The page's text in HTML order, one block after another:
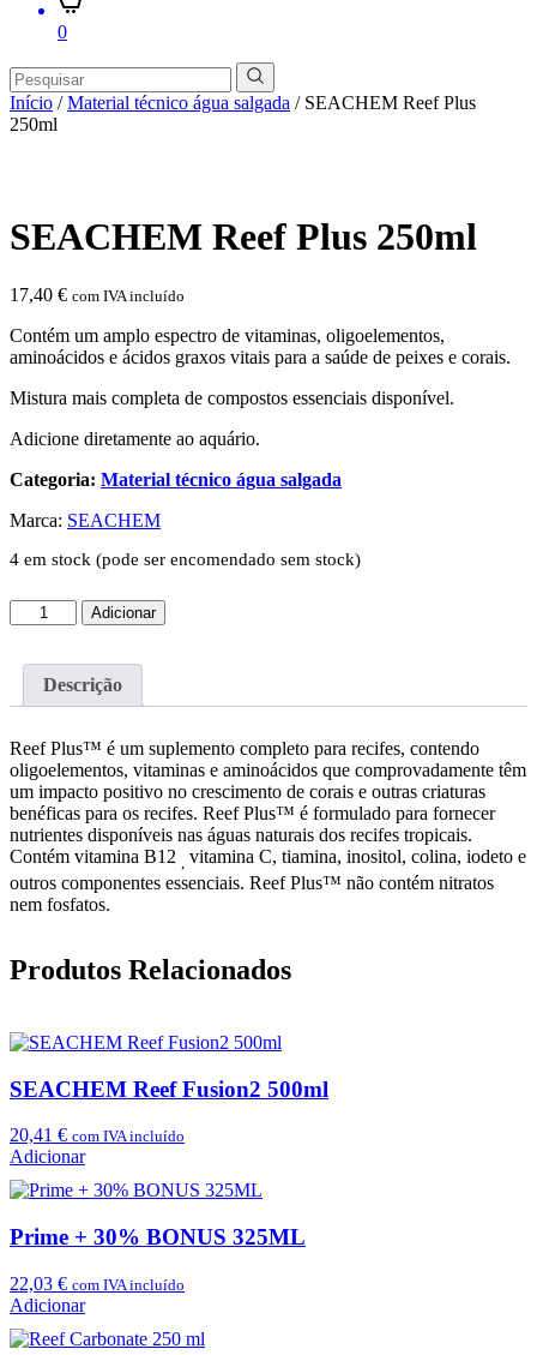
0
Início /Material técnico água salgada / SEACHEM Reef Plus
250ml
SEACHEM Reef Plus 250ml
17,40 € com IVA incluído
Contém um amplo espectro de vitaminas, oligoelementos,
aminoácidos e ácidos graxos vitais para a saúde de peixes e corais.
Mistura mais completa de compostos essenciais disponível.
Adicione diretamente ao aquário.
Categoria: Material técnico água salgada
Marca: SEACHEM
4 em stock (pode ser encomendado sem stock)
Quantidade
de
Reef
Adicionar
Descrição
Reef Plus™ é um suplemento completo para recifes, contendo
oligoelementos, vitaminas e aminoácidos que comprovadamente têm
um impacto positivo no crescimento de corais e outras criaturas
benéficas para os recifes. Reef Plus™ é formulado para fornecer
nutrientes disponíveis nas águas naturais dos recifes tropicais.
Contém vitamina B12
vitamina C, tiamina, inositol, colina, iodeto e
outros componentes essenciais. Reef Plus™ não contém nitratos
nem fosfatos.
Produtos Relacionados
SEACHEM Reef Fusion2 500ml
20,41 € com IVA incluído
Adicionar
Prime + 30% BONUS 325ML
22,03 € com IVA incluído
Adicionar